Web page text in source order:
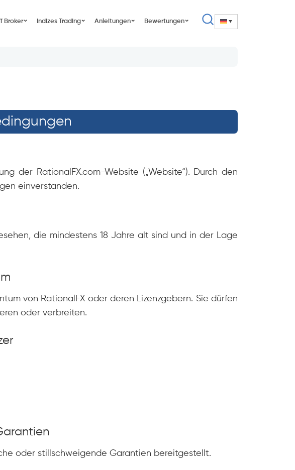
Broker Indizes Trading Anleitungen Bewertungen
der RationalFX.com-Website („Website“). Durch den
einverstanden.
die mindestens 18 Jahre alt sind und in der Lage
von RationalFX oder deren Lizenzgebern. Sie dürfen
oder verbreiten.
oder stillschweigende Garantien bereitgestellt.